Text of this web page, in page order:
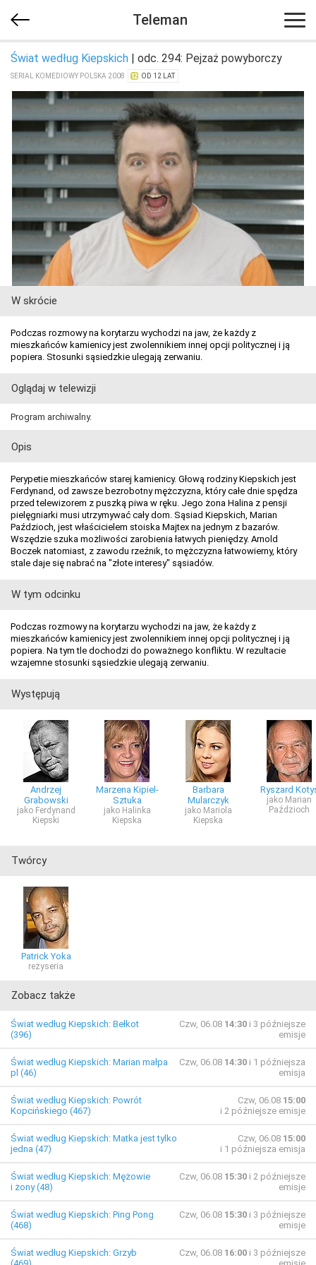
Teleman
Świat według Kiepskich | odc. 294: Pejzaż powyborczy
SERIAL KOMEDIOWY POLSKA 2008 OD 12 LAT
W skrócie
Podczas rozmowy na korytarzu wychodzi na jaw, że każdy z
mieszkańców kamienicy jest zwolennikiem innej opcji politycznej i ją
popiera. Stosunki sąsiedzkie ulegają zerwaniu.
Oglądaj w telewizji
Program archiwalny.
Opis
Perypetie mieszkańców starej kamienicy. Głową rodziny Kiepskich jest
Ferdynand, od zawsze bezrobotny mężczyzna, który całe dnie spędza
przed telewizorem z puszką piwa w ręku. Jego żona Halina z pensji
pielęgniarki musi utrzymywać cały dom. Sąsiad Kiepskich, Marian
Paździoch, jest właścicielem stoiska Majtex na jednym z bazarów.
Wszędzie szuka możliwości zarobienia łatwych pieniędzy. Arnold
Boczek natomiast, z zawodu rzeźnik, to mężczyzna łatwowierny, który
stale daje się nabrać na "złote interesy" sąsiadów.
W tym odcinku
Podczas rozmowy na korytarzu wychodzi na jaw, że każdy z
mieszkańców kamienicy jest zwolennikiem innej opcji politycznej i ją
popiera. Na tym tle dochodzi do poważnego konfliktu. W rezultacie
wzajemne stosunki sąsiedzkie ulegają zerwaniu.
Występują
Andrzej
Grabowski
jako Ferdynand
Kiepski
Marzena Kipiel-
Sztuka
jako Halinka
Kiepska
Barbara
Mularczyk
jako Mariola
Kiepska
Ryszard
jako Marian
Paździoch
Twórcy
Patrick Yoka
reżyseria
Zobacz także
Świat według Kiepskich: Bełkot
(396)
Czw, 06.08 14:30 i 3 późniejsze
emisje
Świat według Kiepskich: Marian małpa
pl (46)
Czw, 06.08 14:30 i 1 późniejsza
emisja
Świat według Kiepskich: Powrót
Kopcińskiego (467)
Czw, 06.08 15:00
i 2 późniejsze emisje
Świat według Kiepskich: Matka jest tylko
jedna (47)
Czw, 06.08 15:00
i 1 późniejsza emisja
Świat według Kiepskich: Mężowie
i żony (48)
Czw, 06.08 15:30 i 2 późniejsze
emisje
Świat według Kiepskich: Ping Pong
(468)
Czw, 06.08 15:30 i 3 późniejsze
emisje
Świat według Kiepskich: Grzyb
Czw, 06.08 16:00 i 3 późniejsze